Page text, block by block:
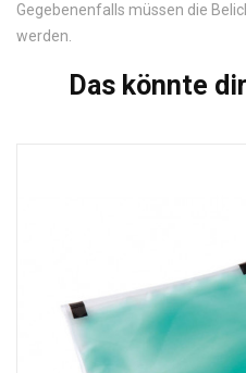
Gegebenenfalls müssen die
werden.
Das könnte